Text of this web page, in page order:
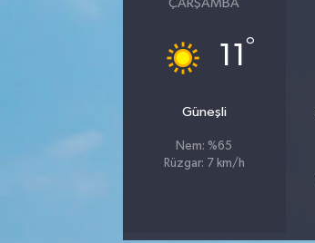
ÇARŞAMBA
11 °
Güneşli
Nem: %65
Rüzgar: 7 km/h